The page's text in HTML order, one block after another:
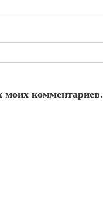
моих комментариев.